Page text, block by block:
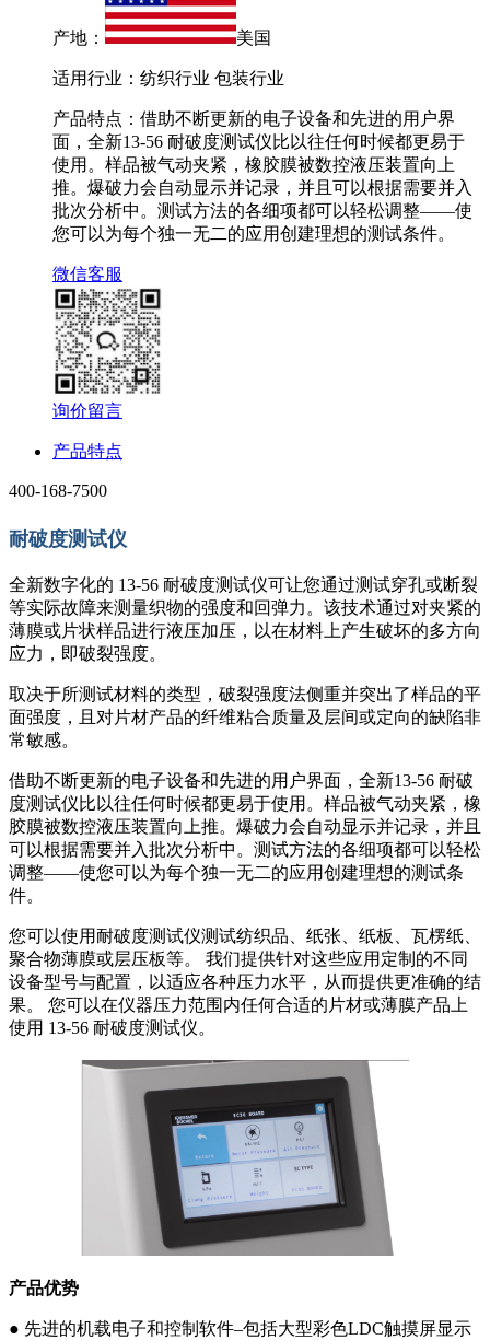
产地： 美国
适用行业：纺织行业 包装行业
产品特点：借助不断更新的电子设备和先进的用户界
面，全新13-56 耐破度测试仪比以往任何时候都更易于
使用。样品被气动夹紧，橡胶膜被数控液压装置向上
推。爆破力会自动显示并记录，并且可以根据需要并入
批次分析中。测试方法的各细项都可以轻松调整——使
您可以为每个独一无二的应用创建理想的测试条件。
微信客服
询价留言
产品特点
400-168-7500
耐破度测试仪
全新数字化的 13-56 耐破度测试仪可让您通过测试穿孔或断裂
等实际故障来测量织物的强度和回弹力。该技术通过对夹紧的
薄膜或片状样品进行液压加压，以在材料上产生破坏的多方向
应力，即破裂强度。
取决于所测试材料的类型，破裂强度法侧重并突出了样品的平
面强度，且对片材产品的纤维粘合质量及层间或定向的缺陷非
常敏感。
借助不断更新的电子设备和先进的用户界面，全新13-56 耐破
度测试仪比以往任何时候都更易于使用。样品被气动夹紧，橡
胶膜被数控液压装置向上推。爆破力会自动显示并记录，并且
可以根据需要并入批次分析中。测试方法的各细项都可以轻松
调整——使您可以为每个独一无二的应用创建理想的测试条
件。
您可以使用耐破度测试仪测试纺织品、纸张、纸板、瓦楞纸、
聚合物薄膜或层压板等。 我们提供针对这些应用定制的不同
设备型号与配置，以适应各种压力水平，从而提供更准确的结
果。 您可以在仪器压力范围内任何合适的片材或薄膜产品上
使用 13-56 耐破度测试仪。
产品优势
● 先进的机载电子和控制软件–包括大型彩色LDC触摸屏显示